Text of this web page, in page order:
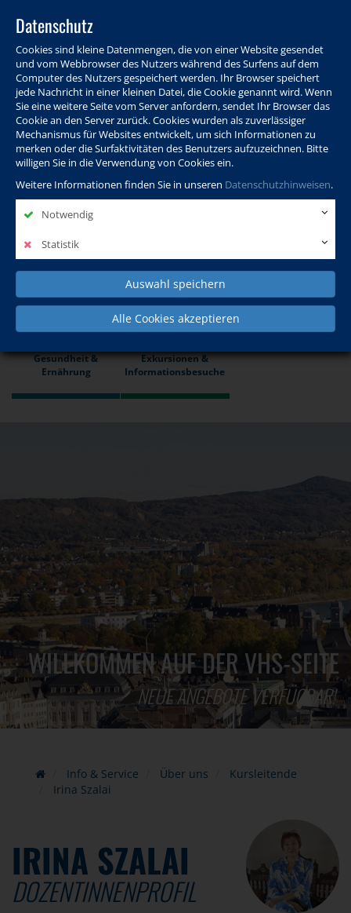
Datenschutz
Cookies sind kleine Datenmengen, die von einer Website gesendet
und vom Webbrowser des Nutzers während des Surfens auf dem
Computer des Nutzers gespeichert werden. Ihr Browser speichert
jede Nachricht in einer kleinen Datei, die Cookie genannt wird. Wenn
Sie eine weitere Seite vom Server anfordern, sendet Ihr Browser das
Cookie an den Server zurück. Cookies wurden als zuverlässiger
Mechanismus für Websites entwickelt, um sich Informationen zu
merken oder die Surfaktivitäten des Benutzers aufzuzeichnen. Bitte
willigen Sie in die Verwendung von Cookies ein.
Weitere Informationen finden Sie in unseren Datenschutzhinweisen.
Notwendig
Statistik
Auswahl speichern
Alle Cookies akzeptieren
Programm Info & Service Aktuelles Warenkorb Login
Ansprechpersonen Kontakt Sitemap
Politik, Wissenschaft &
Internationales
Beruf, IT & Digitales
Gesundheit &
Ernährung
Exkursionen &
Informationsbesuche
WILLKOMMEN AUF DER VHS-SEITE
NEUE ANGEBOTE VERFÜGBAR!
Info & Service Über uns
Kursleitende
Irina Szalai
IRINA SZALAI
DOZENTINNENPROFIL